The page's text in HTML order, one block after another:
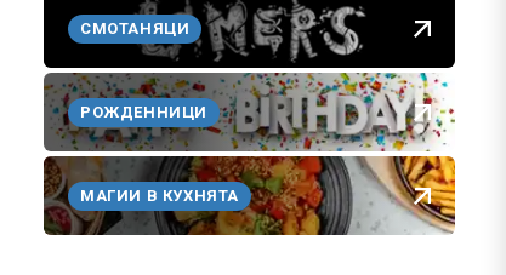
СМОТАНЯЦИ
РОЖДЕННИЦИ
МАГИИ В КУХНЯТА